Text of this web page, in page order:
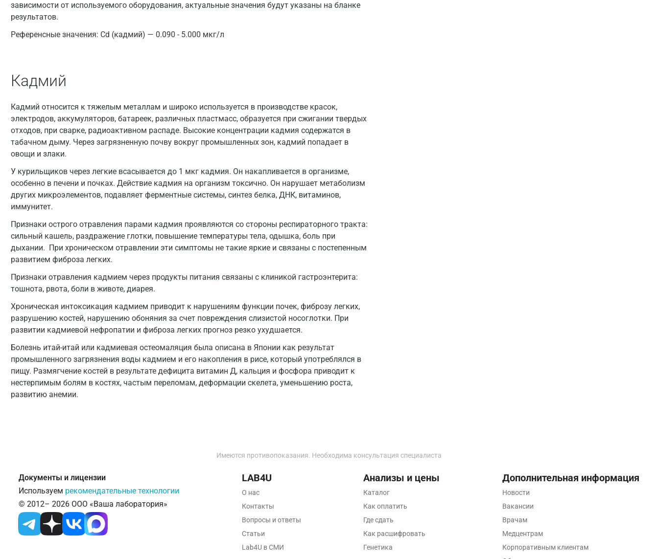
зависимости от используемого оборудования, актуальные значения будут указаны на бланке
результатов.
Референсные значения: Cd (кадмий) — 0.090 - 5.000 мкг/л
Кадмий
Кадмий относится к тяжелым металлам и широко используется в производстве красок,
электродов, аккумуляторов, батареек, различных пластмасс, образуется при сжигании твердых
отходов, при сварке, радиоактивном распаде. Высокие концентрации кадмия содержатся в
табачном дыму. Через загрязненную почву вокруг промышленных зон, кадмий попадает в
овощи и злаки.
У курильщиков через легкие всасывается до 1 мкг кадмия. Он накапливается в организме,
особенно в печени и почках. Действие кадмия на организм токсично. Он нарушает метаболизм
других микроэлементов, подавляет ферментные системы, синтез белка, ДНК, витаминов,
иммунитет.
Признаки острого отравления парами кадмия проявляются со стороны респираторного тракта:
сильный кашель, раздражение глотки, повышение температуры тела, одышка, боль при
дыхании. При хроническом отравлении эти симптомы не такие яркие и связаны с постепенным
развитием фиброза легких.
Признаки отравления кадмием через продукты питания связаны с клиникой гастроэнтерита:
тошнота, рвота, боли в животе, диарея.
Хроническая интоксикация кадмием приводит к нарушениям функции почек, фиброзу легких,
разрушению костей, нарушению обоняния за счет повреждения слизистой носоглотки. При
развитии кадмиевой нефропатии и фиброза легких прогноз резко ухудшается.
Болезнь итай-итай или кадмиевая остеомаляция была описана в Японии как результат
промышленного загрязнения воды кадмием и его накопления в рисе, который употреблялся в
пищу. Размягчение костей в результате дефицита витамин Д, кальция и фосфора приводит к
нестерпимым болям в костях, частым переломам, деформации скелета, уменьшению роста,
развитию анемии.
Видное
Воронеж
Всеволожск
Гатчина
Голубое
Дзержинск
Дмитров
Домодедово
Жуковский
Звенигород
Иваново
Кемерово
Ковров
Коломна
Имеются противопоказания. Необходима консультация специалиста
Документы и лицензии
Используем рекомендательные технологии
© 2012– 2026 ООО «Ваша лаборатория»
LAB4U
О нас
Контакты
Вопросы и ответы
Статьи
Lab4U в СМИ
Анализы и цены
Каталог
Как оплатить
Где сдать
Как расшифровать
Генетика
Дополнительная информация
Новости
Вакансии
Врачам
Медцентрам
Корпоративным клиентам